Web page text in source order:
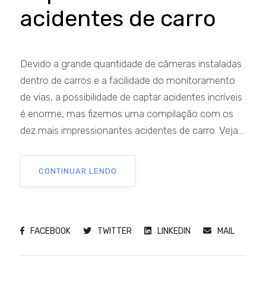
acidentes de carro
Devido a grande quantidade de câmeras instaladas
dentro de carros e a facilidade do monitoramento
de vias, a possibilidade de captar acidentes incríveis
é enorme, mas fizemos uma compilação com os
dez mais impressionantes acidentes de carro. Veja:...
CONTINUAR LENDO
FACEBOOK TWITTER LINKEDIN MAIL